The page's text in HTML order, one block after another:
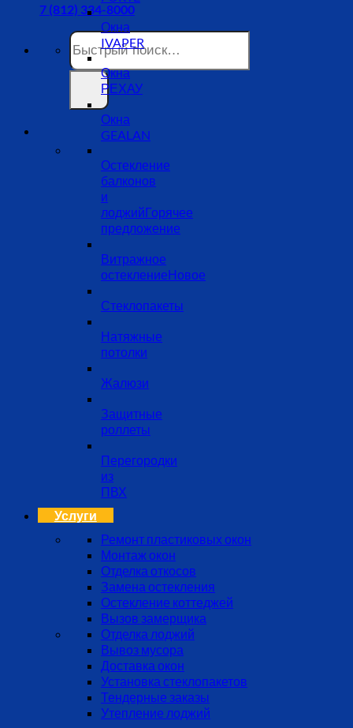
7 (812) 334-8000
Искать:
Окна
IVAPER
Окна
РЕХАУ
Окна
GEALAN
Остекление
балконов
и
лоджий
Витражное
остекление
Стеклопакеты
Натяжные
потолки
Жалюзи
Защитные
роллеты
Перегородки
из
ПВХ
Услуги
Ремонт пластиковых окон
Монтаж окон
Отделка откосов
Замена остекления
Остекление коттеджей
Вызов замерщика
Отделка лоджий
Вывоз мусора
Доставка окон
Установка стеклопакетов
Тендерные заказы
Утепление лоджий